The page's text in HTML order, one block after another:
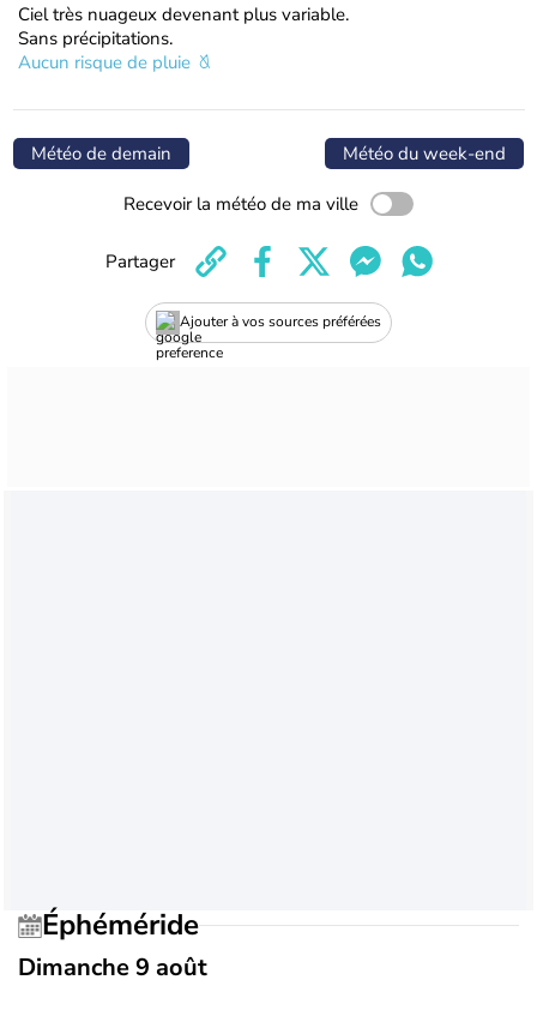
Ciel très nuageux devenant plus variable.
Sans précipitations.
Aucun risque de pluie
Météo de demain Météo du week-end
Recevoir la météo de ma ville
Ajouter à vos sources préférées
Partager
Éphéméride
Dimanche 9 août